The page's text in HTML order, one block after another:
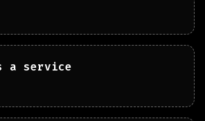
a service